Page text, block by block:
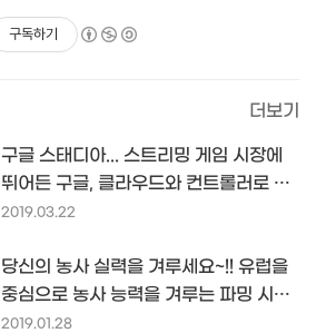
구독하기
더보기
구글 스태디아... 스트리밍 게임 시장에
뛰어든 구글, 클라우드와 컨트롤러로 난
공불락을 함락시킬까?
2019.03.22
당신의 농사 실력을 겨루세요~!! 유럽을
중심으로 농사 능력을 겨루는 파밍 시뮬
레이터 리그 개최된다...
2019.01.28